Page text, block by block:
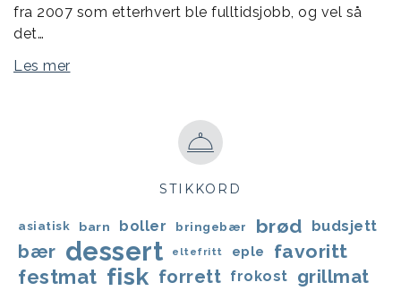
fra 2007 som etterhvert ble fulltidsjobb, og vel så
det…
Les mer
STIKKORD
asiatisk barn boller bringebær brød budsjett
bær dessert eltefritt eple favoritt
festmat fisk forrett frokost grillmat